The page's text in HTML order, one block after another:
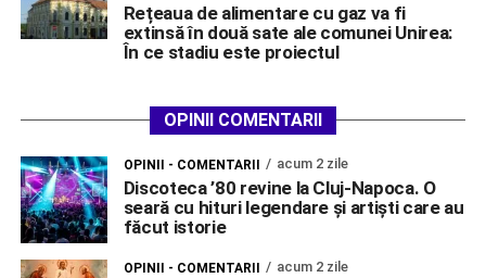
Rețeaua de alimentare cu gaz va fi
extinsă în două sate ale comunei Unirea:
În ce stadiu este proiectul
OPINII COMENTARII
OPINII - COMENTARII acum 2 zile
Discoteca ’80 revine la Cluj-Napoca. O
seară cu hituri legendare și artiști care au
făcut istorie
OPINII - COMENTARII acum 2 zile